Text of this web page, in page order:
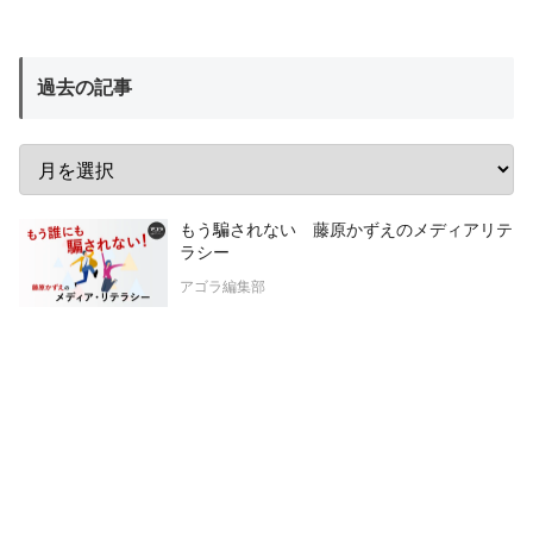
過去の記事
もう騙されない 藤原かずえのメディアリテ
ラシー
アゴラ編集部